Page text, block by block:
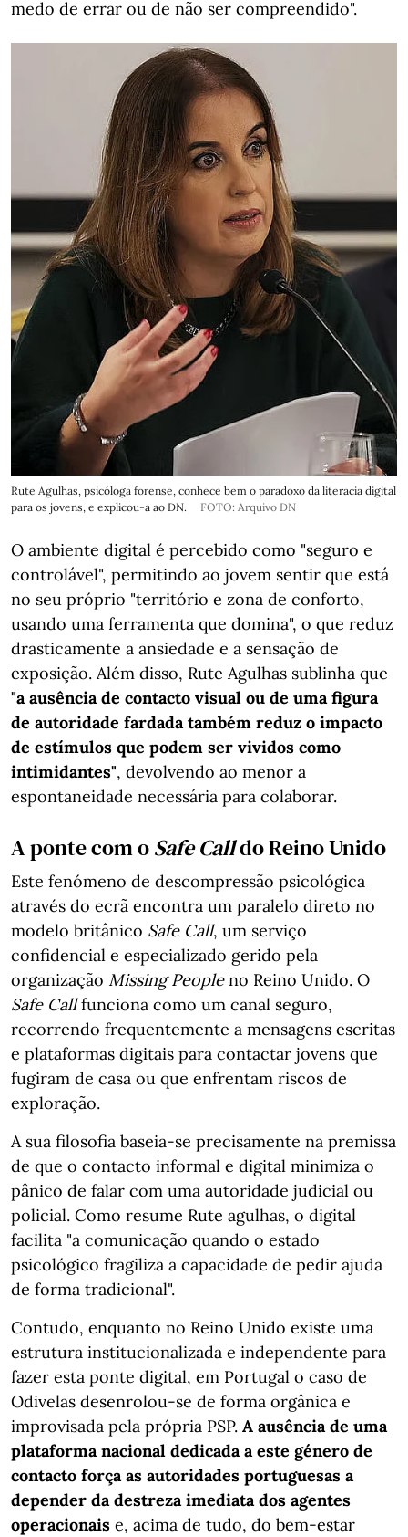
medo de errar ou de não ser compreendido".
Rute Agulhas, psicóloga forense, conhece bem o paradoxo da literacia digital
para os jovens, e explicou-a ao DN.
FOTO: Arquivo DN
O ambiente digital é percebido como "seguro e
controlável", permitindo ao jovem sentir que está
no seu próprio "território e zona de conforto,
usando uma ferramenta que domina", o que reduz
drasticamente a ansiedade e a sensação de
exposição. Além disso, Rute Agulhas sublinha que
"a ausência de contacto visual ou de uma figura
de autoridade fardada também reduz o impacto
de estímulos que podem ser vividos como
intimidantes", devolvendo ao menor a
espontaneidade necessária para colaborar.
A ponte com oSafe Calldo Reino Unido
Este fenómeno de descompressão psicológica
através do ecrã encontra um paralelo direto no
modelo britânico Safe Call, um serviço
confidencial e especializado gerido pela
organização Missing Peopleno Reino Unido. O
Safe Callfunciona como um canal seguro,
recorrendo frequentemente a mensagens escritas
e plataformas digitais para contactar jovens que
fugiram de casa ou que enfrentam riscos de
exploração.
A sua filosofia baseia-se precisamente na premissa
de que o contacto informal e digital minimiza o
pânico de falar com uma autoridade judicial ou
policial. Como resume Rute agulhas, o digital
facilita "a comunicação quando o estado
psicológico fragiliza a capacidade de pedir ajuda
de forma tradicional".
Contudo, enquanto no Reino Unido existe uma
estrutura institucionalizada e independente para
fazer esta ponte digital, em Portugal o caso de
Odivelas desenrolou-se de forma orgânica e
improvisada pela própria PSP. A ausência de uma
plataforma nacional dedicada a este género de
contacto força as autoridades portuguesas a
depender da destreza imediata dos agentes
operacionais e, acima de tudo, do bem-estar